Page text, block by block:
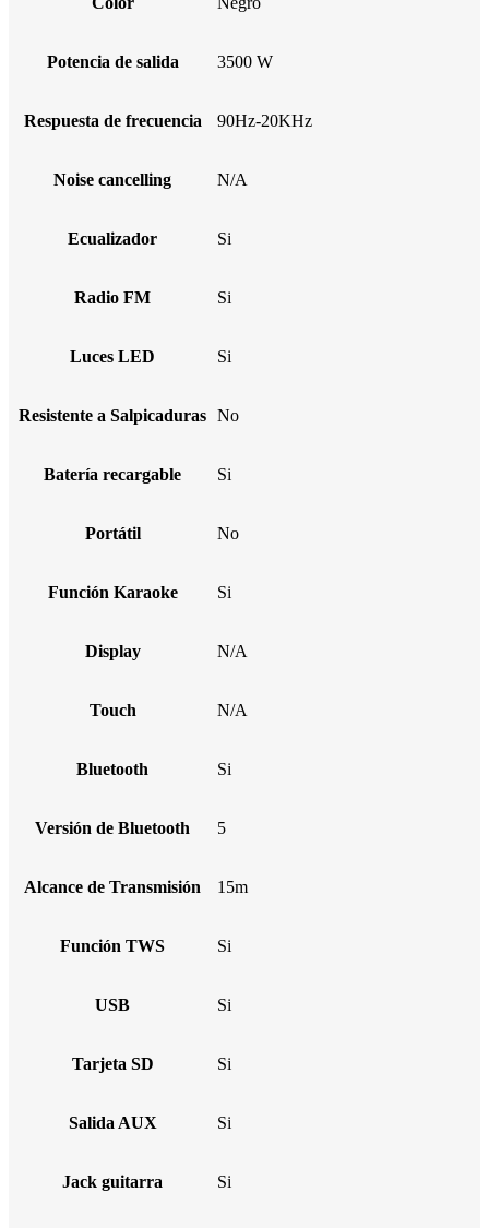
Potencia de salida 3500 W
Respuesta de frecuencia 90Hz-20KHz
Noise cancelling N/A
Ecualizador Si
Radio FM Si
Luces LED Si
Resistente a Salpicaduras No
Batería recargable Si
Portátil No
Función Karaoke Si
Display N/A
Touch N/A
Bluetooth Si
Versión de Bluetooth 5
Alcance de Transmisión 15m
Función TWS Si
USB Si
Tarjeta SD Si
Salida AUX Si
Jack guitarra Si